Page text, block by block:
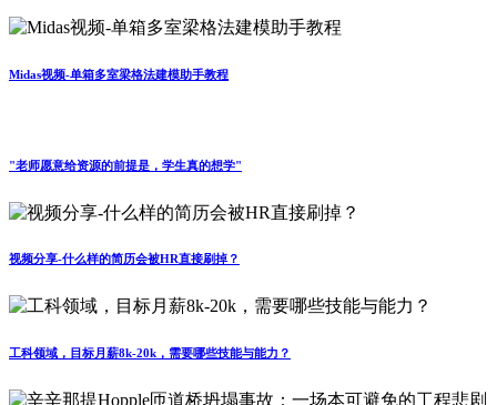
Midas视频-单箱多室梁格法建模助手教程
"老师愿意给资源的前提是，学生真的想学"
视频分享-什么样的简历会被HR直接刷掉？
工科领域，目标月薪8k-20k，需要哪些技能与能力？